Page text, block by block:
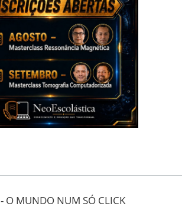
- O MUNDO NUM SÓ CLICK